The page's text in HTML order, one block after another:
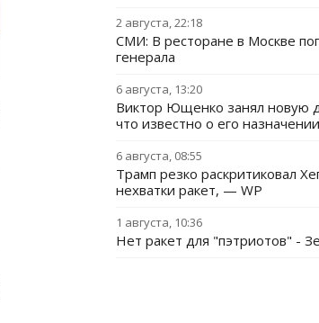
2 августа, 22:18
СМИ: В ресторане в Москве
генерала
6 августа, 13:20
Виктор Ющенко занял новую
что известно о его назначении
6 августа, 08:55
Трамп резко раскритиковал
нехватки ракет, — WP
1 августа, 10:36
Нет ракет для "пэтриотов" -